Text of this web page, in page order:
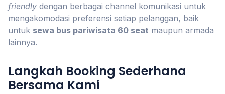
friendly dengan berbagai channel komunikasi untuk
mengakomodasi preferensi setiap pelanggan, baik
untuk sewa bus pariwisata 60 seat maupun armada
lainnya.
Langkah Booking Sederhana
Bersama Kami